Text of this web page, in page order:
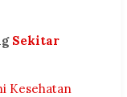
Sekitar
Kesehatan